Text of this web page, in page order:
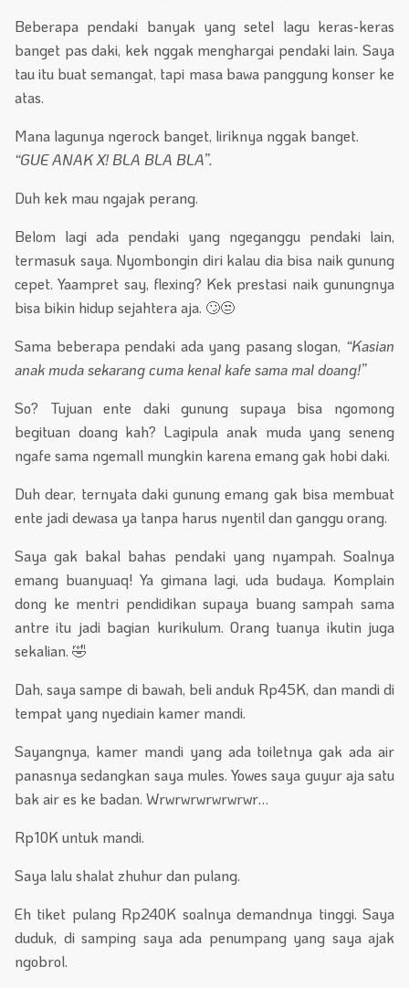
Beberapa pendaki banyak yang setel lagu keras-keras
banget pas daki, kek nggak menghargai pendaki lain. Saya
tau itu buat semangat, tapi masa bawa panggung konser ke
atas.
Mana lagunya ngerock banget, liriknya nggak banget.
“GUE ANAK X! BLA BLA BLA”.
Duh kek mau ngajak perang.
Belom lagi ada pendaki yang ngeganggu pendaki lain,
termasuk saya. Nyombongin diri kalau dia bisa naik gunung
cepet. Yaampret say, flexing? Kek prestasi naik gunungnya
bisa bikin hidup sejahtera aja. 🙄😒
Sama beberapa pendaki ada yang pasang slogan, “Kasian
anak muda sekarang cuma kenal kafe sama mal doang!”
So? Tujuan ente daki gunung supaya bisa ngomong
begituan doang kah? Lagipula anak muda yang seneng
ngafe sama ngemall mungkin karena emang gak hobi daki.
Duh dear, ternyata daki gunung emang gak bisa membuat
ente jadi dewasa ya tanpa harus nyentil dan ganggu orang.
Saya gak bakal bahas pendaki yang nyampah. Soalnya
emang buanyuaq! Ya gimana lagi, uda budaya. Komplain
dong ke mentri pendidikan supaya buang sampah sama
antre itu jadi bagian kurikulum. Orang tuanya ikutin juga
sekalian. 🤣
Dah, saya sampe di bawah, beli anduk Rp45K, dan mandi di
tempat yang nyediain kamer mandi.
Sayangnya, kamer mandi yang ada toiletnya gak ada air
panasnya sedangkan saya mules. Yowes saya guyur aja satu
bak air es ke badan. Wrwrwrwrwrwrwr…
Rp10K untuk mandi.
Saya lalu shalat zhuhur dan pulang.
Eh tiket pulang Rp240K soalnya demandnya tinggi. Saya
duduk, di samping saya ada penumpang yang saya ajak
ngobrol.